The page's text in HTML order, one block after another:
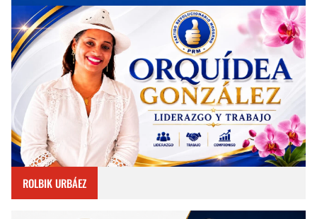
ROLBIK URBÁEZ